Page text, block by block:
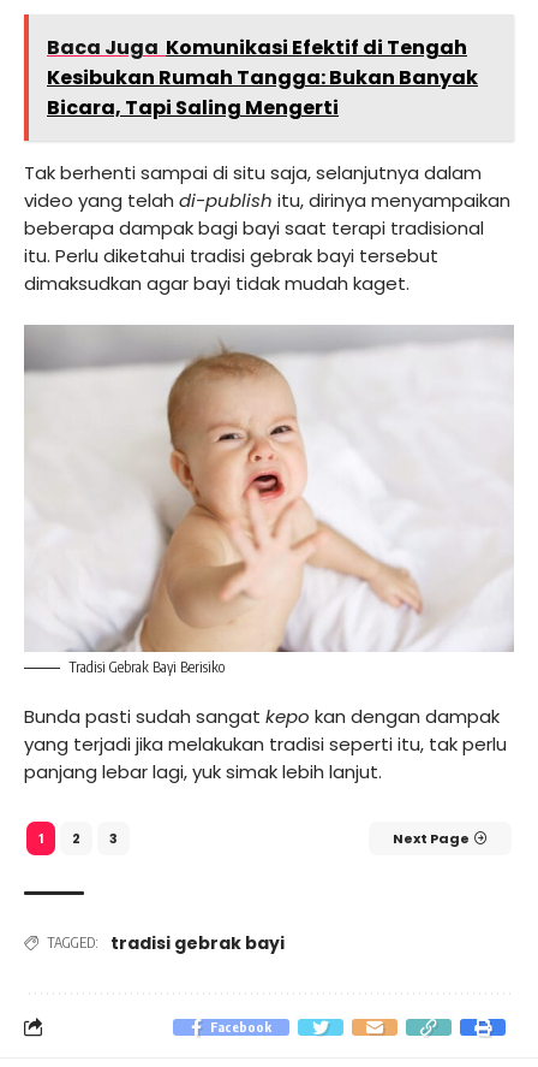
Baca Juga Komunikasi Efektif di Tengah
Kesibukan Rumah Tangga: Bukan Banyak
Bicara, Tapi Saling Mengerti
Tak berhenti sampai di situ saja, selanjutnya dalam
video yang telah di-publish itu, dirinya menyampaikan
beberapa dampak bagi bayi saat terapi tradisional
itu. Perlu diketahui tradisi gebrak bayi tersebut
dimaksudkan agar bayi tidak mudah kaget.
Tradisi Gebrak Bayi Berisiko
Bunda pasti sudah sangat kepo kan dengan dampak
yang terjadi jika melakukan tradisi seperti itu, tak perlu
panjang lebar lagi, yuk simak lebih lanjut.
1 2 3 Next Page
TAGGED: tradisi gebrak bayi
Facebook